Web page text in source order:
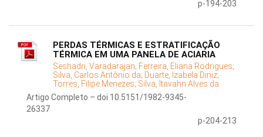
p-194-203
PERDAS TÉRMICAS E ESTRATIFICAÇÃO
TÉRMICA EM UMA PANELA DE ACIARIA
Seshadri, Varadarajan; Ferreira, Eliana Rodrigues;
Silva, Carlos Antônio da; Duarte, Izabela Diniz;
Torres, Filipe Menezes; Silva, Itavahn Alves da
Artigo Completo – doi 10.5151/1982-9345-
26337
p-204-213